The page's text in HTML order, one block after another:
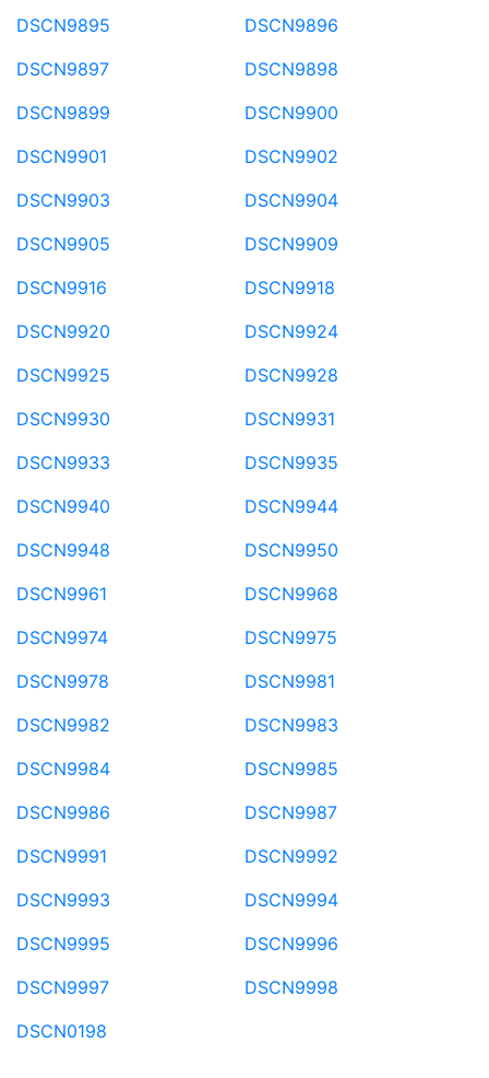
DSCN9895
DSCN9896
DSCN9897
DSCN9898
DSCN9899
DSCN9900
DSCN9901
DSCN9902
DSCN9903
DSCN9904
DSCN9905
DSCN9909
DSCN9916
DSCN9918
DSCN9920
DSCN9924
DSCN9925
DSCN9928
DSCN9930
DSCN9931
DSCN9933
DSCN9935
DSCN9940
DSCN9944
DSCN9948
DSCN9950
DSCN9961
DSCN9968
DSCN9974
DSCN9975
DSCN9978
DSCN9981
DSCN9982
DSCN9983
DSCN9984
DSCN9985
DSCN9986
DSCN9987
DSCN9991
DSCN9992
DSCN9993
DSCN9994
DSCN9995
DSCN9996
DSCN9997
DSCN9998
DSCN0198